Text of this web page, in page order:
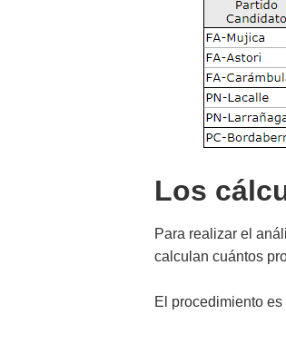
Los
Para realizar el
calculan cuántos
El procedimiento